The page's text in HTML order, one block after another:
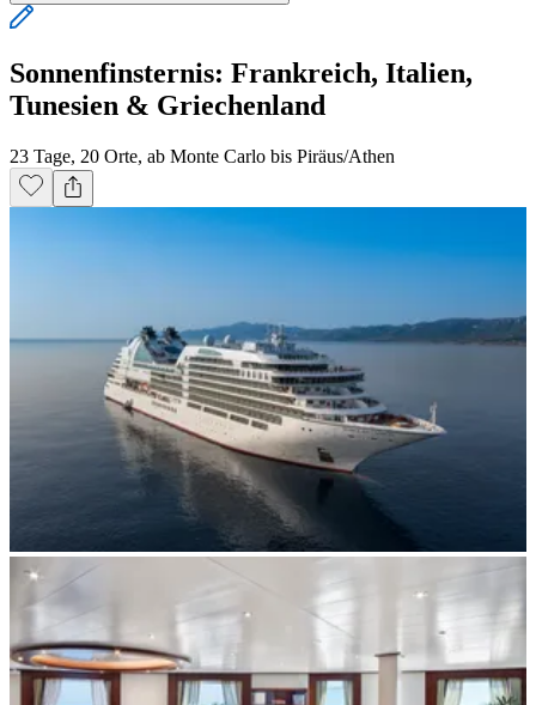
Sonnenfinsternis: Frankreich, Italien,
Tunesien & Griechenland
23 Tage, 20 Orte, ab Monte Carlo bis Piräus/Athen